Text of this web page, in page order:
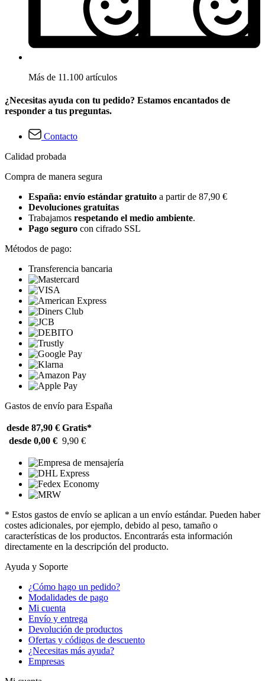
Más de 11.100 artículos
¿Necesitas ayuda con tu pedido? Estamos encantados de
responder a tus preguntas.
Contacto
Calidad probada
Compra de manera segura
España: envío estándar gratuito a partir de 87,90 €
Devoluciones gratuitas
Trabajamos respetando el medio ambiente.
Pago seguro con cifrado SSL
Métodos de pago:
Transferencia bancaria
Gastos de envío para España
desde 87,90 € Gratis*
desde 0,00 € 9,90 €
* Estos gastos de envío se aplican a un envío estándar. Pueden haber
costes adicionales, por ejemplo, debido al peso, tamaño o
características de los productos. Encontrarás esta información
directamente en la descripción del producto.
Ayuda y Soporte
¿Cómo hago un pedido?
Modalidades de pago
Mi cuenta
Envío y entrega
Devolución de productos
Ofertas y códigos de descuento
¿Necesitas más ayuda?
Empresas